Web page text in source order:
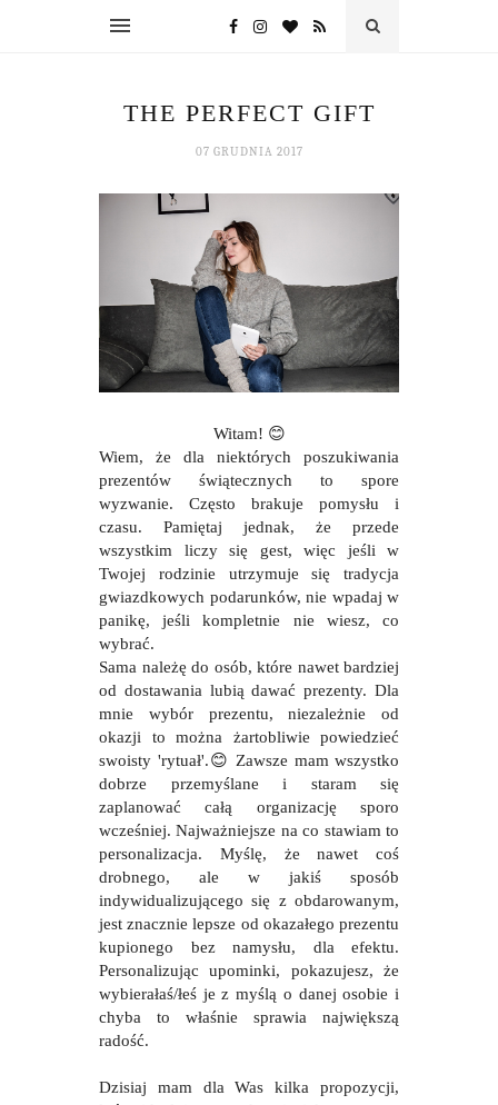
THE PERFECT GIFT
07 GRUDNIA 2017
Witam! 😊
Wiem, że dla niektórych poszukiwania
prezentów świątecznych to spore
wyzwanie. Często brakuje pomysłu i
czasu. Pamiętaj jednak, że przede
wszystkim liczy się gest, więc jeśli w
Twojej rodzinie utrzymuje się tradycja
gwiazdkowych podarunków, nie wpadaj w
panikę, jeśli kompletnie nie wiesz, co
wybrać.
Sama należę do osób, które nawet bardziej
od dostawania lubią dawać prezenty. Dla
mnie wybór prezentu, niezależnie od
okazji to można żartobliwie powiedzieć
swoisty 'rytuał'.😊 Zawsze mam wszystko
dobrze przemyślane i staram się
zaplanować całą organizację sporo
wcześniej. Najważniejsze na co stawiam to
personalizacja. Myślę, że nawet coś
drobnego, ale w jakiś sposób
indywidualizującego się z obdarowanym,
jest znacznie lepsze od okazałego prezentu
kupionego bez namysłu, dla efektu.
Personalizując upominki, pokazujesz, że
wybierałaś/łeś je z myślą o danej osobie i
chyba to właśnie sprawia największą
radość.
Dzisiaj mam dla Was kilka propozycji,